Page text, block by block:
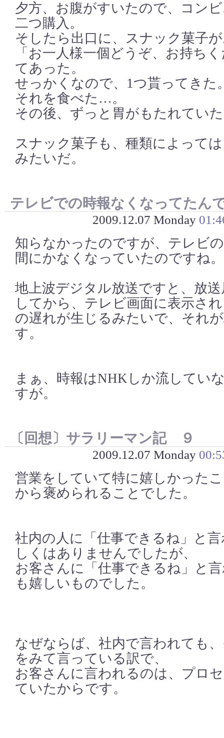
夕方、お腹がすいたので、コン
二つ購入。
そしたら出口に、スナック菓子
「お一人様一個どうぞ、お持ち
てあった。
せっかくなので、1つ貰ってきた
それを食べた…。
その後、ずっと胃がもたれてい
スナック菓子も、種類によって
みたいだ。
テレビでの時報なくなってたん
2009.12.07 Monday
知らなかったのですが、テレビ
間にかなくなっていたのですね。
地上波デジタル放送ですと、放
してから、テレビ画面に表示さ
の遅れが生じるみたいで、それ
す。
まぁ、時報はNHKしか流してい
すが。
〔回想〕サラリーマン記 ９
2009.12.07 Monday
営業をしていて特に嬉しかった
から褒められることでした。
社内の人に「仕事できるね」と
しくはありませんでしたが、
お客さんに「仕事できるね」と
も嬉しいものでした。
なぜならば、社内で言われても
をみて言っている訳で、
お客さんに言われるのは、プロ
ていたからです。